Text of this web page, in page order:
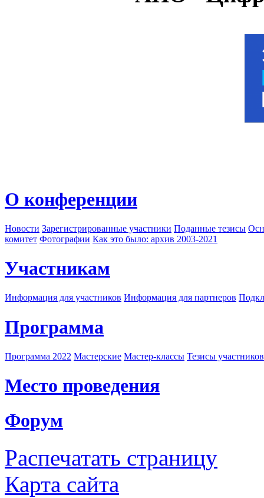
О конференции
Новости Зарегистрированные участники Поданные тезисы
комитет Фотографии Как это было: архив 2003-2021
Участникам
Информация для участников Информация для партнеров
Программа
Программа 2022 Мастерские Мастер-классы Тезисы
Место проведения
Форум
Распечатать страницу
Карта сайта